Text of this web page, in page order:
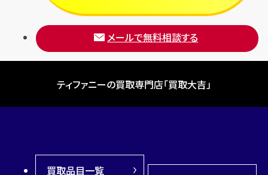
メールで無料相談する
ティファニーの買取専門店「買取大吉」
買取品目一覧